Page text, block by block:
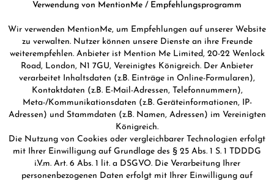
Verwendung von MentionMe / Empfehlungsprogramm
Wir verwenden MentionMe, um Empfehlungen auf unserer Website
zu verwalten. Nutzer können unsere Dienste an ihre Freunde
weiterempfehlen. Anbieter ist Mention Me Limited, 20-22 Wenlock
Road, London, N1 7GU, Vereinigtes Königreich. Der Anbieter
verarbeitet Inhaltsdaten (z.B. Einträge in Online-Formularen),
Kontaktdaten (z.B. E-Mail-Adressen, Telefonnummern),
Meta-/Kommunikationsdaten (z.B. Geräteinformationen, IP-
Adressen) und Stammdaten (z.B. Namen, Adressen) im Vereinigten
Königreich.
Die Nutzung von Cookies oder vergleichbarer Technologien erfolgt
mit Ihrer Einwilligung auf Grundlage des § 25 Abs. 1 S. 1 TDDDG
i.V.m. Art. 6 Abs. 1 lit. a DSGVO. Die Verarbeitung Ihrer
personenbezogenen Daten erfolgt mit Ihrer Einwilligung auf